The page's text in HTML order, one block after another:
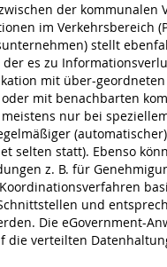
der kommunalen
im Verkehrsbereich
stellt
es zu
mit über-
oder mit benachbarten
nur bei
(automatischer)
selten statt). Ebenso
z. B. für
und
Die eGovernment-
die verteilten